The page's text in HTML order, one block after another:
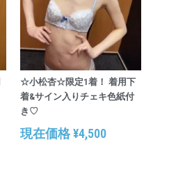
☆小松杏☆限定1着！ 着用下
着&サイン入りチェキ色紙付
き♡
現在価格¥4,500